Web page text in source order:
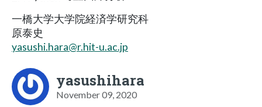
一橋大学大学院経済学研究科
原泰史
yasushi.hara@r.hit-u.ac.jp
yasushihara
November 09, 2020